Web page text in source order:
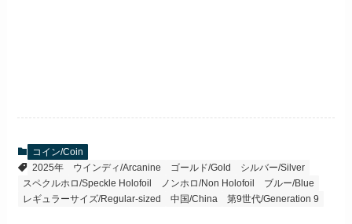
コイン/Coin
2025年
ウインディ/Arcanine ゴールド/Gold
シルバー/Silver
スペクルホロ/Speckle Holofoil
ノンホロ/Non Holofoil
ブルー/Blue
レギュラーサイズ/Regular-sized
中国/China 第9世代/Generation 9